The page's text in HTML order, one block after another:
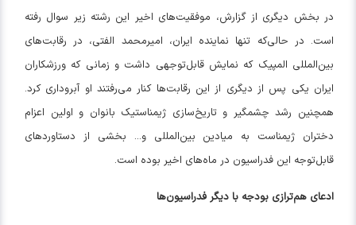
در بخش دیگری از گزارش، موفقیت‌های اخیر این رشته زیر سوال رفته
است. در حالی‌که تنها نماینده ایران، امیرمحمد الفتی، در رقابت‌های
بین‌المللی المپیک که نمایش قابل‌توجهی داشت و زمانی که ورزشکاران
ایران یکی پس از دیگری از این رقابت‌ها کنار می‌رفتند او آبروداری کرد.
همچنین رشد چشمگیر و تاریخ‌سازی ژیمناستیک بانوان و اولین اعزام
دختران ژیمناست به میادین بین‌المللی و... بخشی از دستاوردهای
قابل‌توجه این فدراسیون در ماه‌های اخیر بوده است.
ادعای هم‌ترازی بودجه با دیگر فدراسیون‌ها